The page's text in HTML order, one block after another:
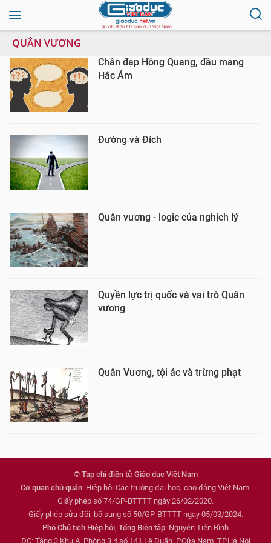
QUÂN VƯƠNG
Chân đạp Hồng Quang, đầu mang
Hắc Ám
Đường và Đích
Quân vương - logic của nghịch lý
Quyền lực trị quốc và vai trò Quân
vương
Quân Vương, tội ác và trừng phạt
© Tạp chí điện tử Giáo dục Việt Nam
Cơ quan chủ quản: Hiệp hội Các trường đại học, cao đẳng Việt Nam.
Giấy phép số 74/GP-BTTTT ngày 26/02/2020.
Giấy phép sửa đổi, bổ sung số 50/GP-BTTTT ngày 05/03/2024.
Phó Chủ tịch Hiệp hội, Tổng Biên tập: Nguyễn Tiến Bình
ĐC: Tầng 3 Khu A, Phòng 3,4 số 141 Lê Duẩn, P.Cửa Nam, TP.Hà Nội